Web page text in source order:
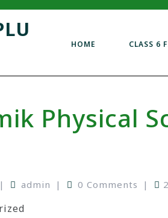
HOME CLASS 6
Physical
| admin | 0 Comments |